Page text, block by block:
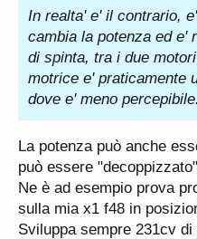
In realta' e' il contrario,
cambia la potenza ed e'
di spinta, tra i due
motrice e' praticamente
dove e' meno percepibile.
La potenza può anche
può essere
Ne è ad esempio prova
sulla mia x1 f48 in
Sviluppa sempre 231cv